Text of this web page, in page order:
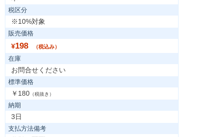
税区分
※10%対象
販売価格
¥198 （税込み）
在庫
お問合せください
標準価格
￥180 （税抜き）
納期
3日
支払方法備考